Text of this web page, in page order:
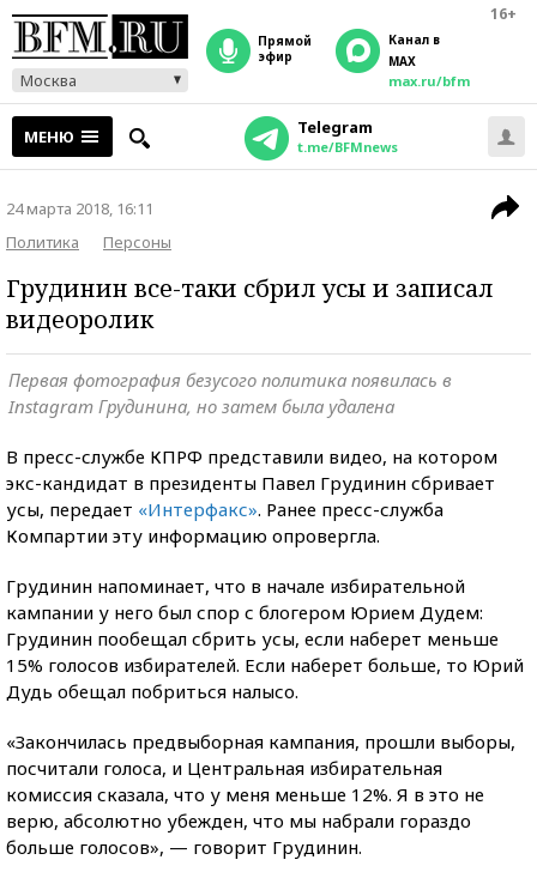
16+
Москва
прямой
эфир
Канал в
MAX
max.ru/bfm
МЕНЮ Telegram
t.me/BFMnews
24 марта 2018, 16:11
Политика
Персоны
Грудинин все-таки сбрил усы и записал
видеоролик
Первая фотография безусого политика появилась в
Instagram Грудинина, но затем была удалена
В пресс-службе КПРФ представили видео, на котором
экс-кандидат в президенты Павел Грудинин сбривает
усы, передает «Интерфакс». Ранее пресс-служба
Компартии эту информацию опровергла.
Грудинин напоминает, что в начале избирательной
кампании у него был спор с блогером Юрием Дудем:
Грудинин пообещал сбрить усы, если наберет меньше
15% голосов избирателей. Если наберет больше, то Юрий
Дудь обещал побриться налысо.
«Закончилась предвыборная кампания, прошли выборы,
посчитали голоса, и Центральная избирательная
комиссия сказала, что у меня меньше 12%. Я в это не
верю, абсолютно убежден, что мы набрали гораздо
больше голосов», — говорит Грудинин.